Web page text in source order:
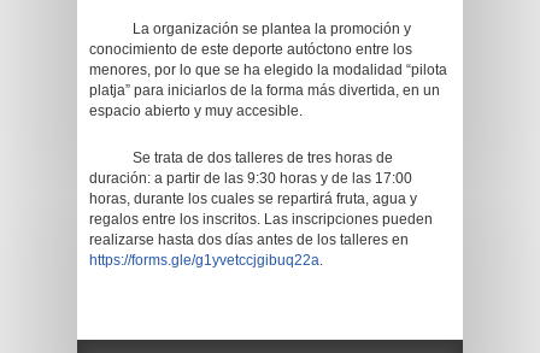
La organización se plantea la promoción y
conocimiento de este deporte autóctono entre los
menores, por lo que se ha elegido la modalidad “pilota
platja” para iniciarlos de la forma más divertida, en un
espacio abierto y muy accesible.
Se trata de dos talleres de tres horas de
duración: a partir de las 9:30 horas y de las 17:00
horas, durante los cuales se repartirá fruta, agua y
regalos entre los inscritos. Las inscripciones pueden
realizarse hasta dos días antes de los talleres en
https://forms.gle/g1yvetccjgibuq22a.